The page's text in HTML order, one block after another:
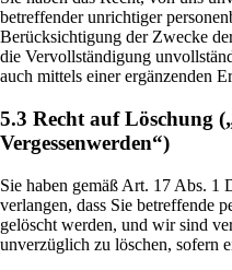
betreffender unrichtiger
Berücksichtigung der Zwecke
die Vervollständigung
auch mittels einer ergänzenden
5.3 Recht auf Löschung
Vergessenwerden“)
Sie haben gemäß Art. 17 Abs. 1
verlangen, dass Sie betreffende
gelöscht werden, und wir sind
unverzüglich zu löschen, sofern